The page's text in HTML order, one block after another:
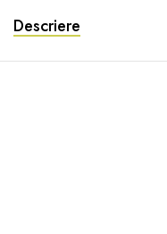
Descriere